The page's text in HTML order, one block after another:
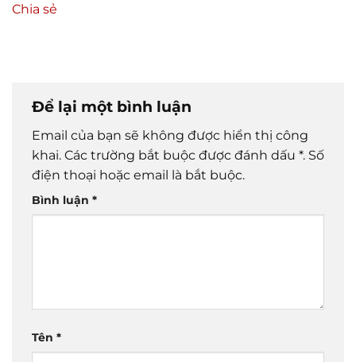
Chia sẻ
Để lại một bình luận
Email của bạn sẽ không được hiển thị công
khai. Các trường bắt buộc được đánh dấu *. Số
điện thoại hoặc email là bắt buộc.
Bình luận *
Tên *